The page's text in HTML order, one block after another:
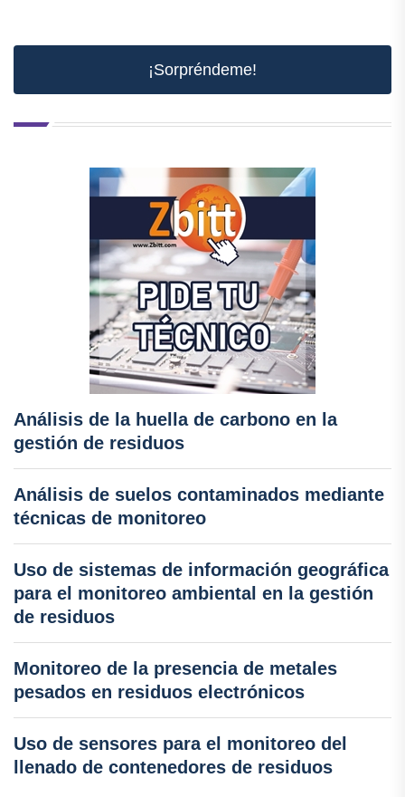
¡Sorpréndeme!
Análisis de la huella de carbono en la
gestión de residuos
Análisis de suelos contaminados mediante
técnicas de monitoreo
Uso de sistemas de información geográfica
para el monitoreo ambiental en la gestión
de residuos
Monitoreo de la presencia de metales
pesados en residuos electrónicos
Uso de sensores para el monitoreo del
llenado de contenedores de residuos